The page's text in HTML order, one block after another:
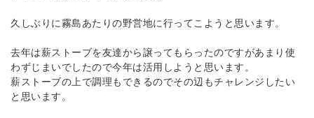
久しぶりに霧島あたりの野営地に行ってこようと思います。
去年は薪ストーブを友達から譲ってもらったのですがあまり使
わずじまいでしたので今年は活用しようと思います。
薪ストーブの上で調理もできるのでその辺もチャレンジしたい
と思います。